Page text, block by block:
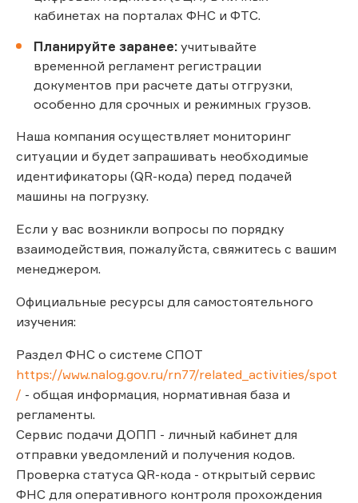
кабинетах на порталах ФНС и ФТС.
Планируйте заранее: учитывайте
временной регламент регистрации
документов при расчете даты отгрузки,
особенно для срочных и режимных грузов.
Наша компания осуществляет мониторинг
ситуации и будет запрашивать необходимые
идентификаторы (QR-кода) перед подачей
машины на погрузку.
Если у вас возникли вопросы по порядку
взаимодействия, пожалуйста, свяжитесь с вашим
менеджером.
Официальные ресурсы для самостоятельного
изучения:
Раздел ФНС о системе СПОТ
https://www.nalog.gov.ru/rn77/related_activities/spot
/ - общая информация, нормативная база и
регламенты.
Сервис подачи ДОПП - личный кабинет для
отправки уведомлений и получения кодов.
Проверка статуса QR-кода - открытый сервис
ФНС для оперативного контроля прохождения